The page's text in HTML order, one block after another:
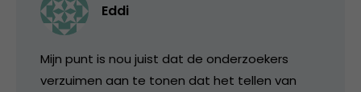
Eddi
Mijn punt is nou juist dat de onderzoekers
verzuimen aan te tonen dat het tellen van